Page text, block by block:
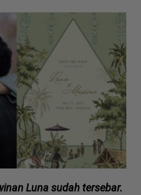
Luna sudah tersebar.